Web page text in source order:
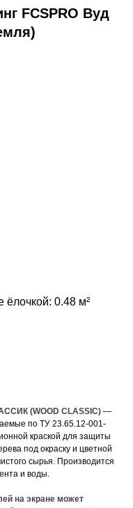
FCSPRO Вуд
0.48 м²
(WOOD CLASSIC) —
по ТУ 23.65.12-001-
краской для защиты
под окраску и цветной
сырья. Производится
и воды.
на экране может